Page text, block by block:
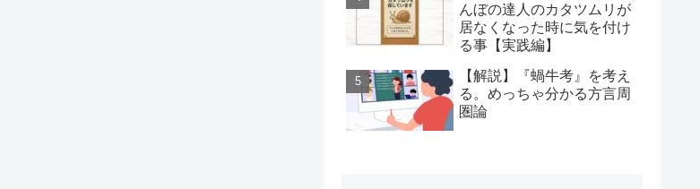
んぼの達人のカタツムリが
居なくなった時に気を付け
る事【実践編】
【解説】『蝸牛考』を考え
る。めっちゃ分かる方言周
圏論